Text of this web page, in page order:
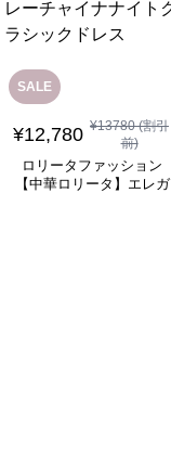
SALE
¥12,780 ¥13780(割引
前)
ロリータファッション
【中華ロリータ】エレガ